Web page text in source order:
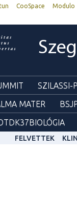
CooSpace Modulo
SZILASSI-
MATER
FELVETTEK